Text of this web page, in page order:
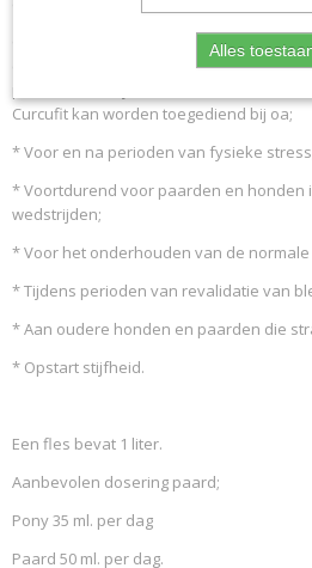
Geen toegevoegde suikers of kleur-
conserveermiddelen, hierdoor is het
Curcufit kan worden toegediend bij oa;
* Voor en na perioden van fysieke
* Voortdurend voor paarden en honden
wedstrijden;
* Voor het onderhouden van de
* Tijdens perioden van revalidatie van
* Aan oudere honden en paarden die
* Opstart stijfheid.
Een fles bevat 1 liter.
Aanbevolen dosering paard;
Pony 35 ml. per dag
Paard 50 ml. per dag.
Alles